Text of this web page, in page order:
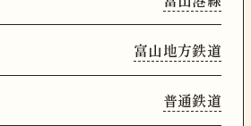
富山地方鉄道
普通鉄道